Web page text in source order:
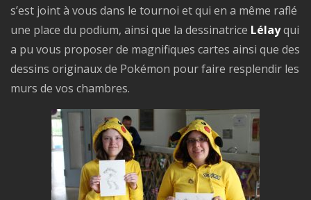
s’est joint à vous dans le tournoi et qui en a même raflé
une place du podium, ainsi que la dessinatrice Lélayqui
a pu vous proposer de magnifiques cartes ainsi que des
dessins originaux de Pokémon pour faire resplendir les
murs de vos chambres.